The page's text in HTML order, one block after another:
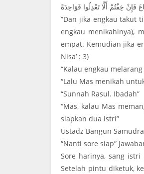
خِفْتُمْ أَلَّا تَعْدِلُوا فَوَاحِدَةً
”Dan jika engkau takut
engkau menikahinya),
empat. Kemudian jika
Nisa’ : 3)
“Kalau engkau
“Lalu Mas menikah
“Sunnah Rasul. Ibadah”
“Mas, kalau Mas
siapkan dua istri”
Ustadz Bangun
“Nanti sore siap”
Sore harinya, sang
Setelah pintu diketuk,